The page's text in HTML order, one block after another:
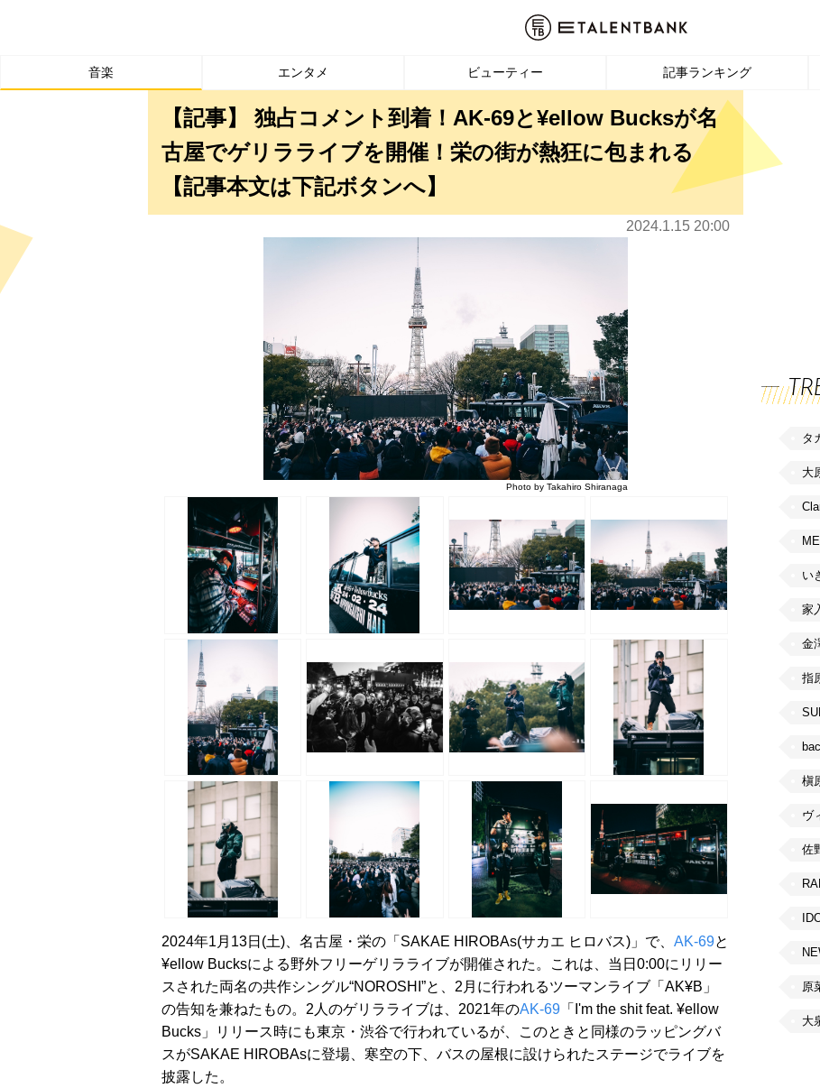
音楽 エンタメ ビューティー 記事ランキング
【記事】 独占コメント到着！AK-69と¥ellow Bucksが名
古屋でゲリラライブを開催！栄の街が熱狂に包まれる
【記事本文は下記ボタンへ】
2024.1.15 20:00
Photo by Takahiro Shiranaga
2024年1月13日(土)、名古屋・栄の「SAKAE HIROBAs(サカエ ヒロバス)」で、 AK-69と
¥ellow Bucksによる野外フリーゲリラライブが開催された。これは、当日0:00にリリー
スされた両名の共作シングル“NOROSHI”と、2月に行われるツーマンライブ「AK¥B」
の告知を兼ねたもの。2人のゲリラライブは、2021年のAK-69 「I'm the shit feat. ¥ellow
Bucks」リリース時にも東京・渋谷で行われているが、このときと同様のラッピングバ
スがSAKAE HIROBAsに登場、寒空の下、バスの屋根に設けられたステージでライブを
披露した。
タ
大
ME
い
家
金
指
槇
佐
原
大